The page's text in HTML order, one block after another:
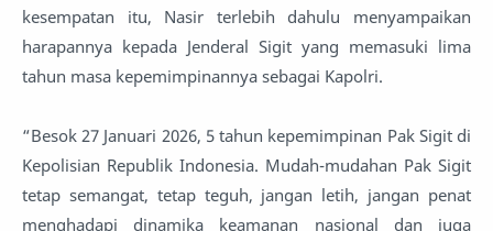
kesempatan itu, Nasir terlebih dahulu menyampaikan
harapannya kepada Jenderal Sigit yang memasuki lima
tahun masa kepemimpinannya sebagai Kapolri.
“Besok 27 Januari 2026, 5 tahun kepemimpinan Pak Sigit di
Kepolisian Republik Indonesia. Mudah-mudahan Pak Sigit
tetap semangat, tetap teguh, jangan letih, jangan penat
menghadapi dinamika keamanan nasional dan juga